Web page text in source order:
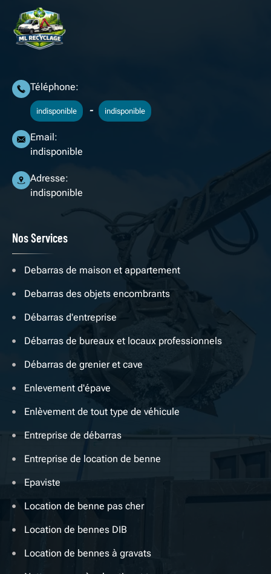
Téléphone:
indisponible - indisponible
Email:
indisponible
Adresse:
indisponible
Nos Services
Debarras de maison et appartement
Debarras des objets encombrants
Débarras d'entreprise
Débarras de bureaux et locaux professionnels
Débarras de grenier et cave
Enlevement d'épave
Enlèvement de tout type de véhicule
Entreprise de débarras
Entreprise de location de benne
Epaviste
Location de benne pas cher
Location de bennes DIB
Location de bennes à gravats